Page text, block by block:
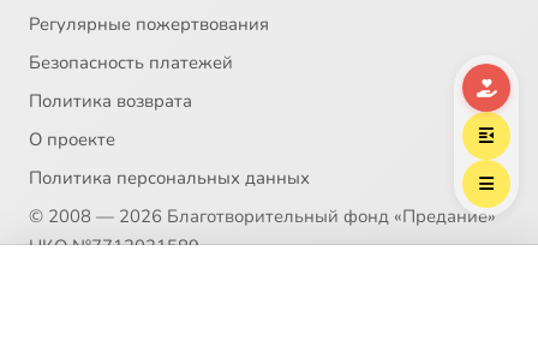
Регулярные пожертвования
Безопасность платежей
Политика возврата
О проекте
Политика персональных данных
© 2008 — 2026 Благотворительный фонд «Предание»
НКО №7712031589